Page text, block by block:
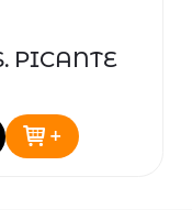
PICANTE
+